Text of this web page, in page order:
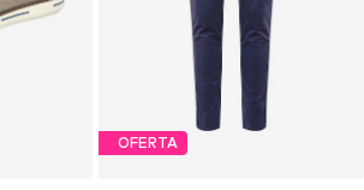
OFERTA